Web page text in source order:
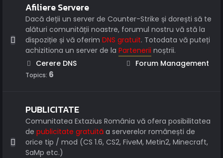
Afiliere Servere
Dacă deții un server de Counter-Strike și dorești să te
alături comunității noastre, forumul nostru vă stă la
dispoziție și vă oferim DNS gratuit. Totodata vă puteți
achizitiona un server de la Partenerii noștrii.
Cerere DNS
Forum Management
Topics: 6
PUBLICITATE
Comunitatea Extazius România vă ofera posibilitatea
de publicitate gratuită a serverelor românești de
orice tip / mod (CS 1.6, CS2, FiveM, Metin2, Minecraft,
SaMp etc.)